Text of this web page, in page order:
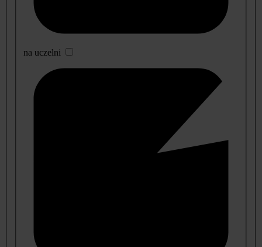
na uczelni